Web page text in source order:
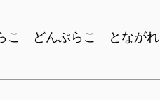
こ どんぶらこ とながれ